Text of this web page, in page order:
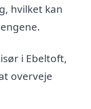
hvilket kan
i Ebeltoft,
overveje